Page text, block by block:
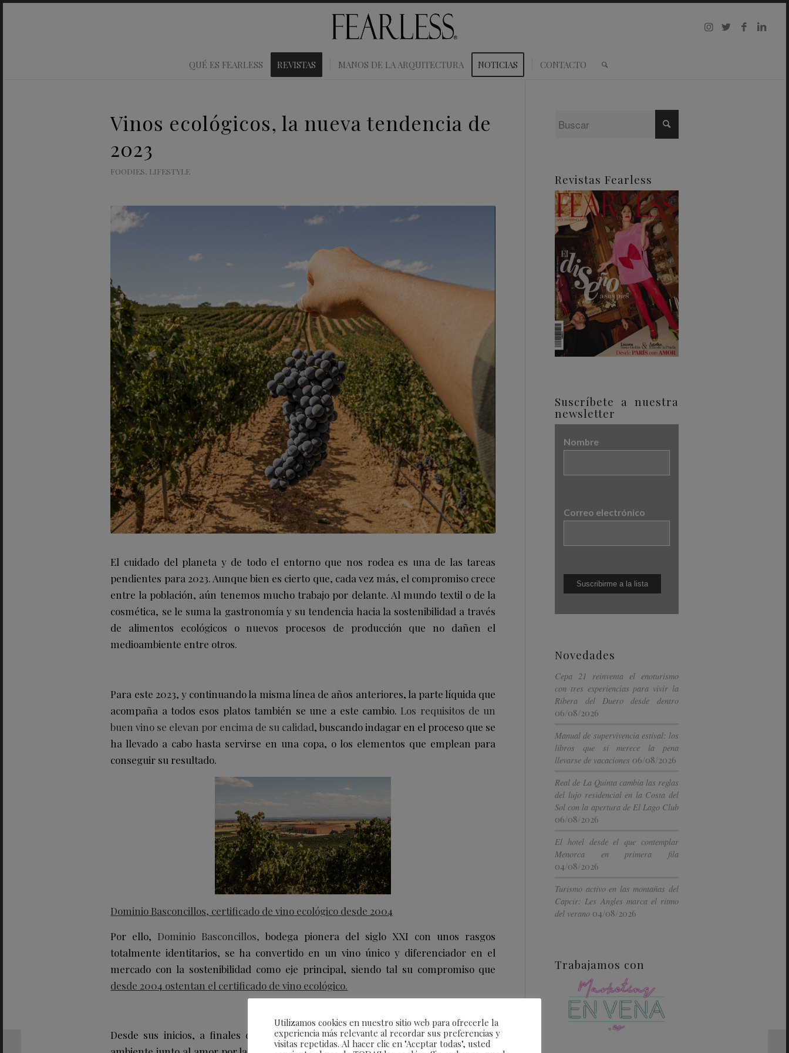
QUÉ ES FEARLESS REVISTAS MANOS DE LA ARQUITECTURA NOTICIAS CONTACTO
Vinos ecológicos, la nueva tendencia de
2023
FOODIES, LIFESTYLE
El cuidado del planeta y de todo el entorno que nos rodea es una de las tareas
pendientes para 2023. Aunque bien es cierto que, cada vez más, el compromiso crece
entre la población, aún tenemos mucho trabajo por delante. Al mundo textil o de la
cosmética, se le suma la gastronomía y su tendencia hacia la sostenibilidad a través
de alimentos ecológicos o nuevos procesos de producción que no dañen el
medioambiente entre otros.
Para este 2023, y continuando la misma línea de años anteriores, la parte líquida que
acompaña a todos esos platos también se une a este cambio. Los requisitos de un
buen vino se elevan por encima de su calidad, buscando indagar en el proceso que se
ha llevado a cabo hasta servirse en una copa, o los elementos que emplean para
conseguir su resultado.
Dominio Basconcillos, certificado de vino ecológico desde 2004
Por ello, Dominio Basconcillos,bodega pionera del siglo XXI con unos rasgos
totalmente identitarios, se ha convertido en un vino único y diferenciador en el
mercado con la sostenibilidad como eje principal, siendo tal su compromiso que
desde 2004 ostentan el certificado de vino ecológico.
Desde sus inicios, a finales de los 90 el respeto por la biodiversidad y el medio
Revistas Fearless
Suscríbete a nuestra
newsletter
Nombre
Correo electrónico
Novedades
Cepa 21 reinventa el enoturismo
con tres experiencias para vivir la
Ribera del Duero desde dentro
06/08/2026
Manual de supervivencia estival: los
libros que sí merece la pena
llevarse de vacaciones 06/08/2026
Real de La Quinta cambia las reglas
del lujo residencial en la Costa del
Sol con la apertura de El Lago Club
06/08/2026
El hotel desde el que contemplar
Menorca en primera fila
04/08/2026
Turismo activo en las montañas del
Capcir: Les Angles marca el ritmo
del verano 04/08/2026
Trabajamos con
Utilizamos cookies en nuestro sitio web para ofrecerle la
experiencia más relevante al recordar sus preferencias y
visitas repetidas. Al hacer clic en "Aceptar todas", usted